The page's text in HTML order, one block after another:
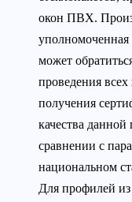
окон ПВХ.
может
проведения
получения
качества
сравнении с
национальном
Для профилей